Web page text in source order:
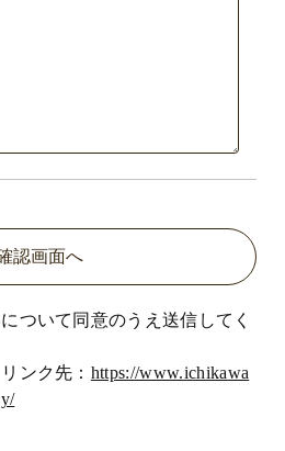
ついて同意のうえ送信してく
ンク先： https://www.ichikawa